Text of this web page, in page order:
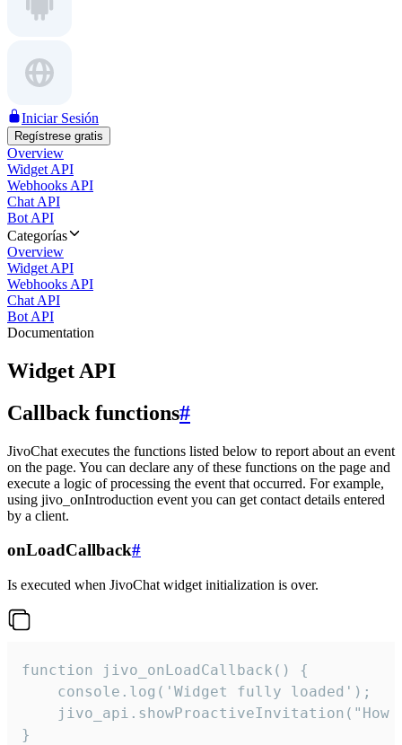
Iniciar Sesión
Regístrese gratis
Overview
Widget API
Webhooks API
Chat API
Bot API
Categorías
Overview
Widget API
Webhooks API
Chat API
Bot API
Documentation
Widget API
Callback functions#
JivoChat executes the functions listed below to report about an event
on the page. You can declare any of these functions on the page and
execute a logic of processing the event that occurred. For example,
using jivo_onIntroduction event you can get contact details entered
by a client.
onLoadCallback#
Is executed when JivoChat widget initialization is over.
function jivo_onLoadCallback() {
    console.log('Widget fully loaded');
jivo_api.showProactiveInvitation("How
}